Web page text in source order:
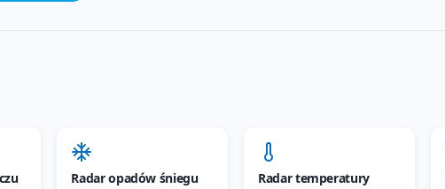
Radar opadów śniegu Radar temperatury